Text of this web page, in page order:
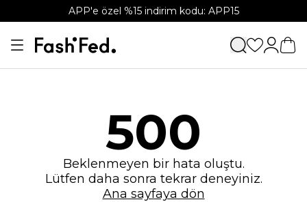
APP'e özel %15 indirim kodu: APP15
500
Beklenmeyen bir hata oluştu.
Lütfen daha sonra tekrar deneyiniz.
Ana sayfaya dön